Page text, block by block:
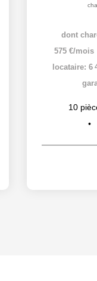
dont
575 €/mois
locataire: 6
10